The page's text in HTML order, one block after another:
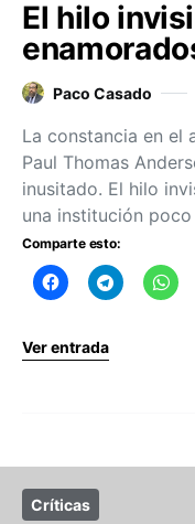
El hilo
Paco Casado
La constancia en el
Paul Thomas
inusitado. El hilo
una institución
Comparte esto:
Ver entrada
Críticas